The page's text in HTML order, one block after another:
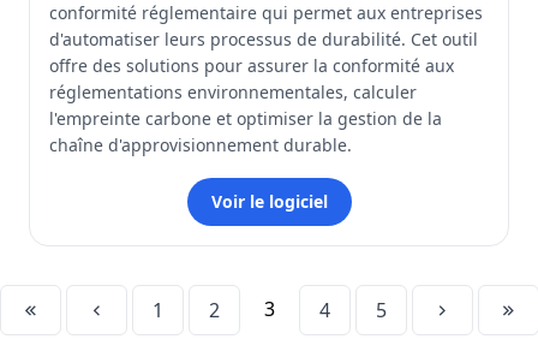
conformité réglementaire qui permet aux entreprises
d'automatiser leurs processus de durabilité. Cet outil
offre des solutions pour assurer la conformité aux
réglementations environnementales, calculer
l'empreinte carbone et optimiser la gestion de la
chaîne d'approvisionnement durable.
Voir le logiciel
1 2 3 4 5